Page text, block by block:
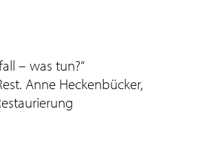
– was tun?“
Anne Heckenbücker,